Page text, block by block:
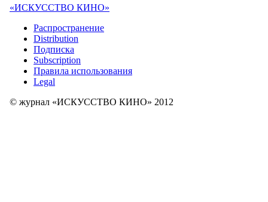
«ИСКУССТВО КИНО»
Распространение
Distribution
Подписка
Subscription
Правила использования
Legal
© журнал «ИСКУССТВО КИНО» 2012